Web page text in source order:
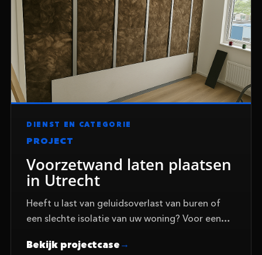
DIENST EN CATEGORIE
PROJECT
Voorzetwand laten plaatsen
in Utrecht
Heeft u last van geluidsoverlast van buren of
een slechte isolatie van uw woning? Voor een
hoogwaardige geluidsisolerende voorzetwand
Bekijk projectcase